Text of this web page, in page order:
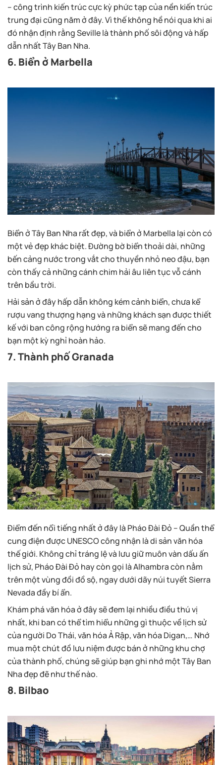
– công trình kiến trúc cực kỳ phức tạp của nền kiến trúc
trung đại cũng năm ở đây. Vì thế không hề nói qua khi ai
đó nhận định rằng Seville là thành phố sôi động và hấp
dẫn nhất Tây Ban Nha.
6. Biển ở Marbella
Biển ở Tây Ban Nha rất đẹp, và biển ở Marbella lại còn có
một vẻ đẹp khác biệt. Đường bờ biển thoải dài, những
bến cảng nước trong vắt cho thuyền nhỏ neo đậu, bạn
còn thấy cả những cánh chim hải âu liên tục vỗ cánh
trên bầu trời.
Hải sản ở đây hấp dẫn không kém cảnh biển, chưa kể
rượu vang thượng hạng và những khách sạn được thiết
kế với ban công rộng hướng ra biển sẽ mang đến cho
bạn một kỳ nghỉ hoàn hảo.
7. Thành phố Granada
Điểm đến nổi tiếng nhất ở đây là Pháo Đài Đỏ – Quần thể
cung điện được UNESCO công nhận là di sản văn hóa
thế giới. Không chỉ tráng lệ và lưu giữ muôn vàn dấu ấn
lịch sử, Pháo Đài Đỏ hay còn gọi là Alhambra còn nằm
trên một vùng đồi đồ sộ, ngay dưới dãy núi tuyết Sierra
Nevada đầy bí ẩn.
Khám phá văn hóa ở đây sẽ đem lại nhiều điều thú vị
nhất, khi ban có thể tìm hiểu những gì thuộc về lịch sử
của người Do Thái, văn hóa Ả Rập, văn hóa Digan,… Nhớ
mua một chút đồ lưu niệm được bán ở những khu chợ
của thành phố, chúng sẽ giúp bạn ghi nhớ một Tây Ban
Nha đẹp đẽ như thế nào.
8. Bilbao